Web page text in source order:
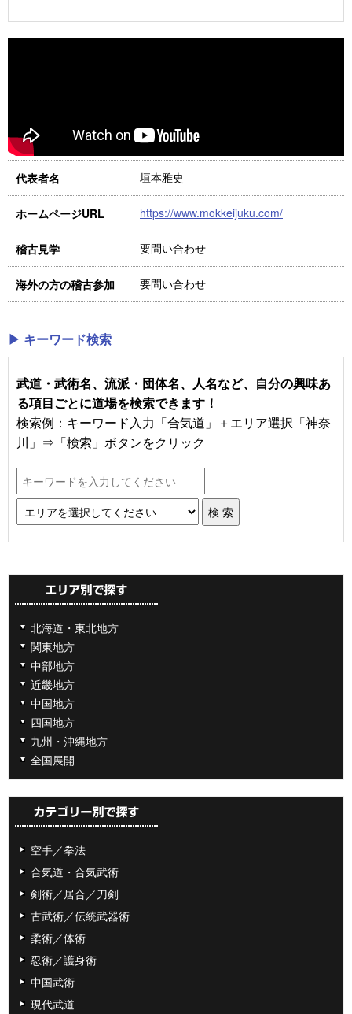
代表者名 垣本雅史
ホームページURL https://www.mokkeijuku.com/
稽古見学 要問い合わせ
海外の方の稽古参加 要問い合わせ
▶ キーワード検索
武道・武術名、流派・団体名、人名など、自分の興味あ
る項目ごとに道場を検索できます！
検索例：キーワード入力「合気道」＋エリア選択「神奈
川」⇒「検索」ボタンをクリック
北海道・東北地方
関東地方
中部地方
近畿地方
中国地方
四国地方
九州・沖縄地方
全国展開
空手／拳法
合気道・合気武術
剣術／居合／刀剣
古武術／伝統武器術
柔術／体術
忍術／護身術
中国武術
現代武道